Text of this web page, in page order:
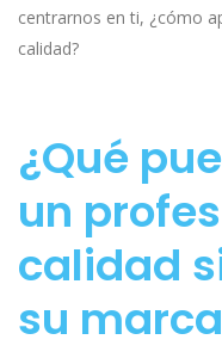
centrarnos en ti, ¿cómo
calidad?
¿Qué
un
calidad
su